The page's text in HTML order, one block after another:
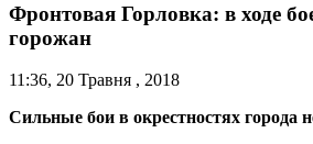
Фронтовая Горловка: в ходе
горожан
11:36, 20 Травня , 2018
Сильные бои в окрестностях города